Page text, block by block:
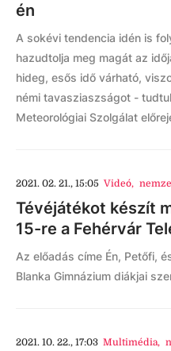
én
A sokévi tendencia idén is
hazudtolja meg magát az
hideg, esős idő várható,
némi tavasziaszságot -
Meteorológiai Szolgálat
2021. 02. 21., 15:05 Videó,
Tévéjátékot készít
15-re a Fehérvár
Az előadás címe Én, Petőfi,
Blanka Gimnázium diákjai
2021. 10. 22., 17:03 Multimédia,